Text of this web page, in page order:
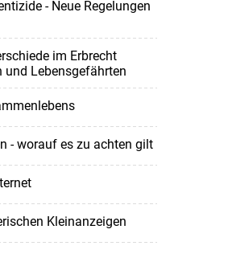
- Neue Regelungen
im Erbrecht
und Lebensgefährten
- worauf es zu achten gilt
Kleinanzeigen